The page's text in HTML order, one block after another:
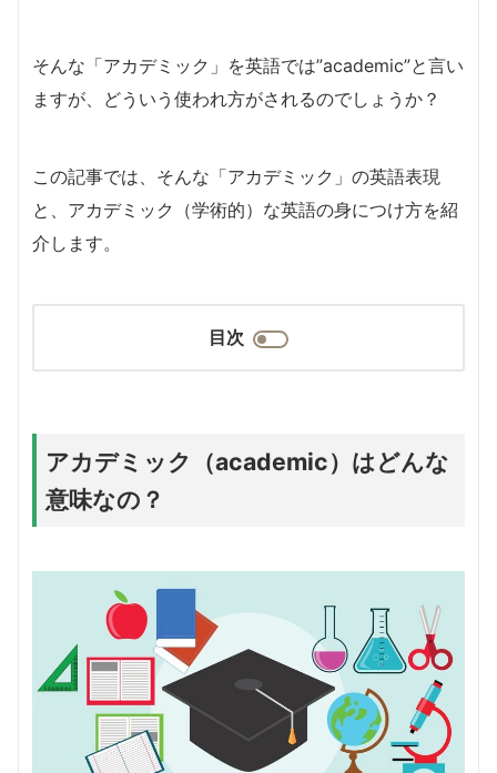
そんな「アカデミック」を英語では”academic”と言い
ますが、どういう使われ方がされるのでしょうか？
この記事では、そんな「アカデミック」の英語表現
と、アカデミック（学術的）な英語の身につけ方を紹
介します。
目次
アカデミック（academic）はどんな
意味なの？